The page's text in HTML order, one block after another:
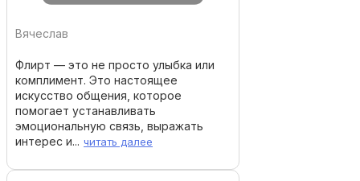
Вячеслав
Флирт — это не просто улыбка или
комплимент. Это настоящее
искусство общения, которое
помогает устанавливать
эмоциональную связь, выражать
интерес и... читать далее